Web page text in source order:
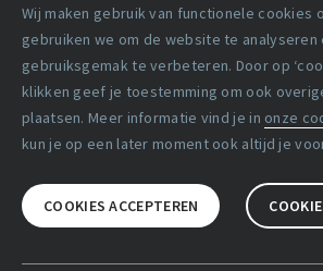
Wij maken gebruik van functionele cookies
gebruiken we om de website te analyseren
gebruiksgemak te verbeteren. Door op
klikken geef je toestemming om ook
plaatsen. Meer informatie vind je in onze
kun je op een later moment ook altijd je
COOKIES ACCEPTEREN
Cookie verklaring
Copyright statement
Lidmaatschapsvoorwaarden
Disclaimer
Privacy verklaring